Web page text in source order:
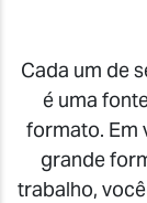
Cada um de
é uma
formato. Em
grande
trabalho,